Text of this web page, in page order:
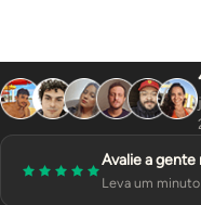
Avalie a
Leva um